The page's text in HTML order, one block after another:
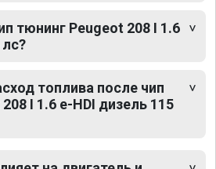
тюнинг Peugeot 208 I 1.6
топлива после чип
I 1.6 e-HDI дизель 115